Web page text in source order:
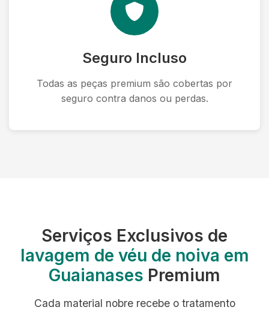
Seguro Incluso
Todas as peças premium são cobertas por
seguro contra danos ou perdas.
Serviços Exclusivos de
lavagem de véu de noiva em
Guaianases Premium
Cada material nobre recebe o tratamento